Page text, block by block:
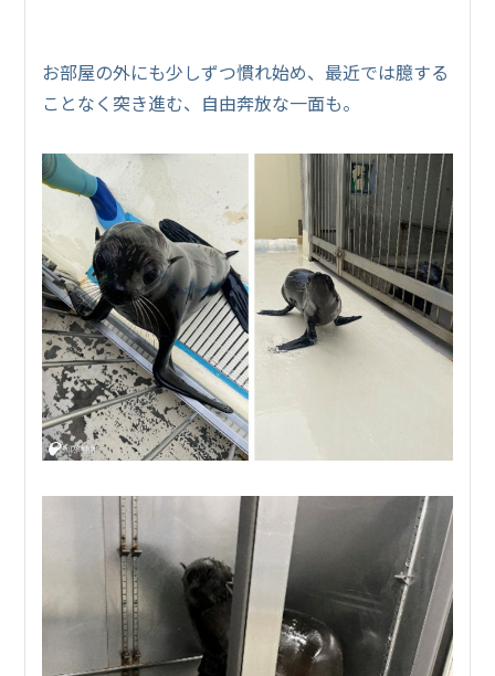
お部屋の外にも少しずつ慣れ始め、最近では臆する
ことなく突き進む、自由奔放な一面も。